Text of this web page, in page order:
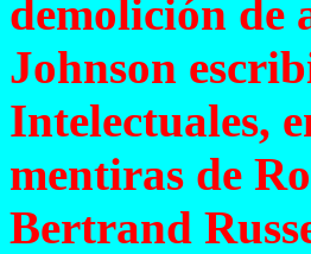
demolición de
Johnson
Intelectuales,
mentiras de
Bertrand